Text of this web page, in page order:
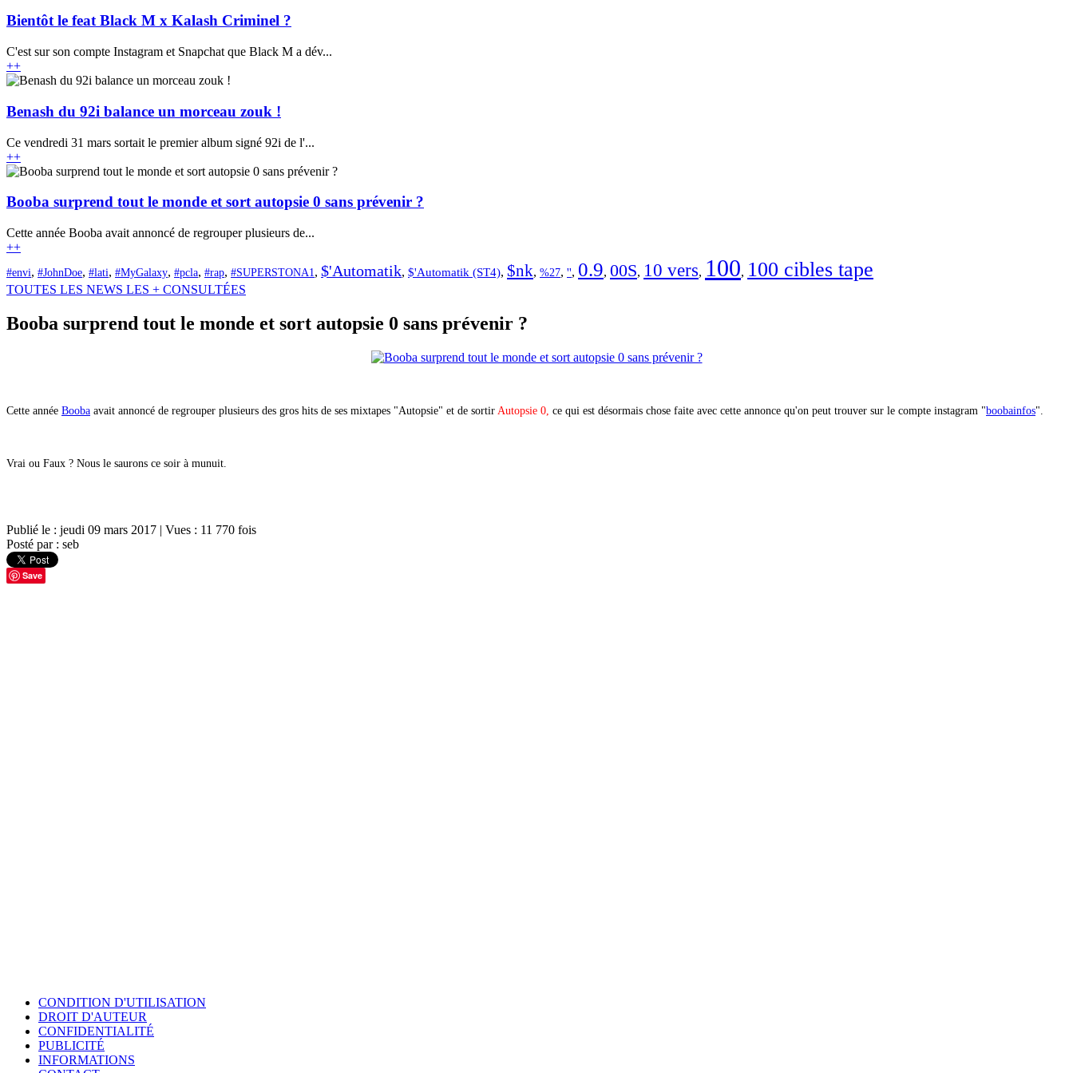
Bientôt le feat Black M x Kalash Criminel ?
C'est sur son compte Instagram et Snapchat que Black M a dév...
++
Benash du 92i balance un morceau zouk !
Ce vendredi 31 mars sortait le premier album signé 92i de l'...
++
Booba surprend tout le monde et sort autopsie 0 sans prévenir ?
Cette année Booba avait annoncé de regrouper plusieurs de...
++
#envi, #JohnDoe, #lati, #MyGalaxy, #pcla, #rap, #SUPERSTONA1, $'Automatik, $'Automatik (ST4), $nk, %27, '', 0.9, 00S, 10 vers, 100, 100 cibles tape
TOUTES LES NEWS LES + CONSULTÉES
Booba surprend tout le monde et sort autopsie 0 sans prévenir ?
Cette année Booba avait annoncé de regrouper plusieurs des gros hits de ses mixtapes "Autopsie" et de sortir Autopsie 0, ce qui est désormais chose faite avec cette annonce qu'on peut trouver sur le compte instagram "boobainfos"
Vrai ou Faux ? Nous le saurons ce soir à munuit
Publié le : jeudi 09 mars 2017 | Vues : 11 770 fois
Posté par : seb
Save
CONDITION D'UTILISATION
DROIT D'AUTEUR
CONFIDENTIALITÉ
PUBLICITÉ
INFORMATIONS